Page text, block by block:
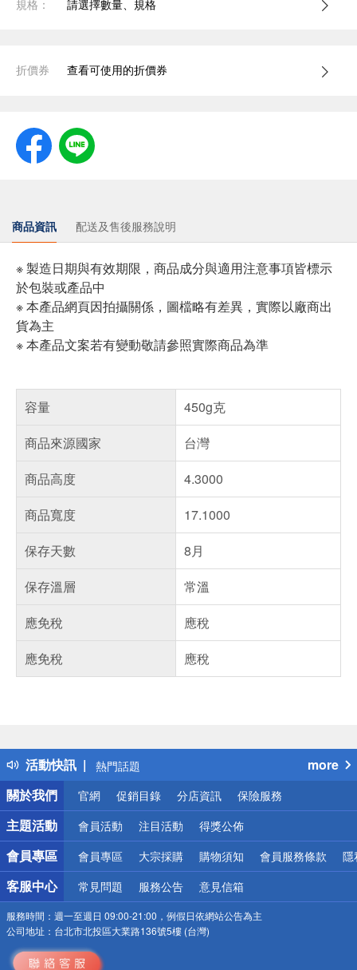
規格： 請選擇數量、規格
折價券 查看可使用的折價券
商品資訊 配送及售後服務說明
※ 製造日期與有效期限，商品成分與適用注意事項皆標示
於包裝或產品中
※ 本產品網頁因拍攝關係，圖檔略有差異，實際以廠商出
貨為主
※ 本產品文案若有變動敬請參照實際商品為準
容量
450g克
商品來源國家
台灣
商品高度
4.3000
商品寬度
17.1000
保存天數
8月
保存溫層
常溫
應免稅
應稅
應免稅
應稅
活動快訊
得獎公告
熱門話題
銀行優惠
偏遠地區配送
詐騙網頁！請小心！
more
關於我們
官網 促銷目錄 分店資訊 保險服務
主題活動 會員活動 注目活動 得獎公佈
會員專區 會員專區 大宗採購 購物須知 會員服務條款 隱
客服中心 常見問題 服務公告 意見信箱
服務時間： 週一至週日 09:00-21:00，例假日依網站公告為主
公司地址： 台北市北投區大業路136號5樓 (台灣)